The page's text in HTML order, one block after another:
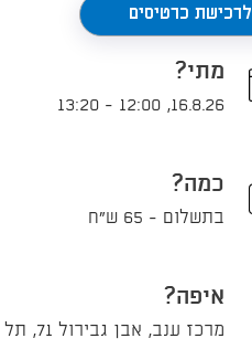
לרכישת כרטיסים
מתי?
16.8.26
,
12:00
-
13:20
כמה?
בתשלום - 65 ש"ח
איפה?
מרכז ענב, אבן גבירול 71, תל אביב - יפו